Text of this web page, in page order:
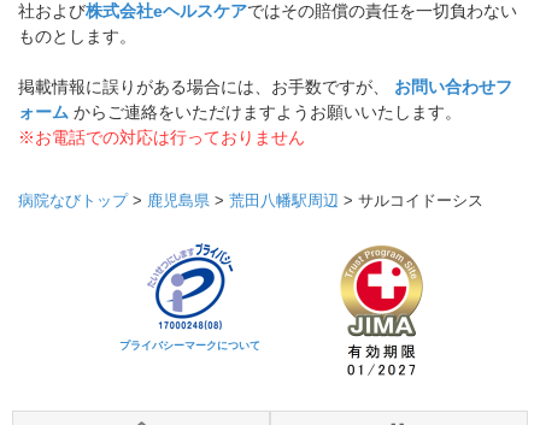
社および株式会社eヘルスケアではその賠償の責任を一切負わない
ものとします。
掲載情報に誤りがある場合には、お手数ですが、 お問い合わせフ
ォーム からご連絡をいただけますようお願いいたします。
※お電話での対応は行っておりません
病院なびトップ> 鹿児島県 > 荒田八幡駅周辺 > サルコイドーシス
プライバシーマークについて